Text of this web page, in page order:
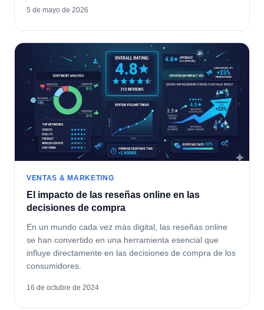
5 de mayo de 2026
VENTAS & MARKETING
El impacto de las reseñas online en las
decisiones de compra
En un mundo cada vez más digital, las reseñas online
se han convertido en una herramienta esencial que
influye directamente en las decisiones de compra de los
consumidores.
16 de octubre de 2024